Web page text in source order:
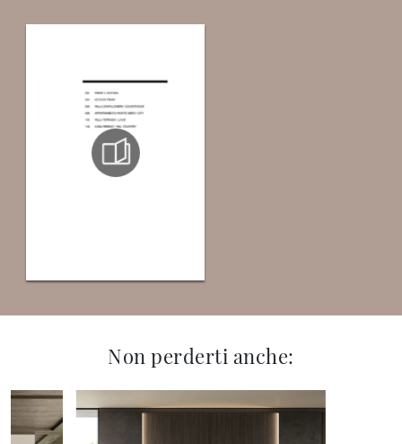
Non perderti anche: